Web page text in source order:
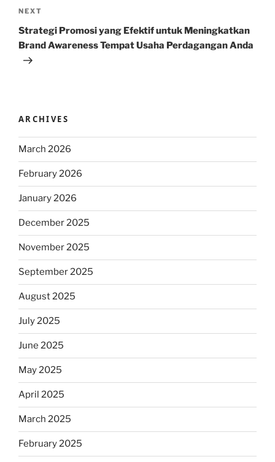
Next
Post
NEXT
Strategi Promosi yang Efektif untuk Meningkatkan
Brand Awareness Tempat Usaha Perdagangan Anda
ARCHIVES
March 2026
February 2026
January 2026
December 2025
November 2025
September 2025
August 2025
July 2025
June 2025
May 2025
April 2025
March 2025
February 2025